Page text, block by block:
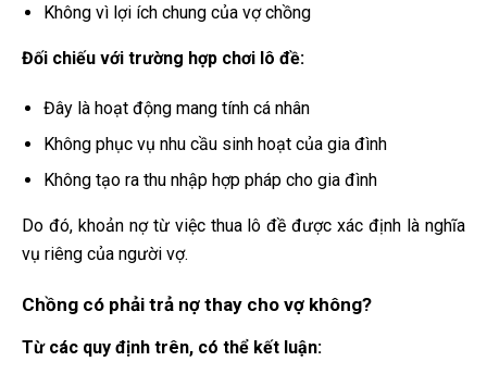
Không vì lợi ích chung của vợ chồng
Đối chiếu với trường hợp chơi lô đề:
Đây là hoạt động mang tính cá nhân
Không phục vụ nhu cầu sinh hoạt của gia đình
Không tạo ra thu nhập hợp pháp cho gia đình
Do đó, khoản nợ từ việc thua lô đề được xác định là nghĩa
vụ riêng của người vợ.
Chồng có phải trả nợ thay cho vợ không?
Từ các quy định trên, có thể kết luận: